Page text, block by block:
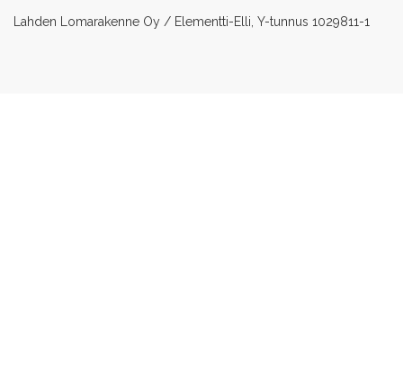
Lahden Lomarakenne Oy / Elementti-Elli, Y-tunnus 1029811-1